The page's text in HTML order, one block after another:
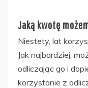
Jaką kwotę
Niestety, lat
Jak najbardziej,
odliczając go i
korzystanie z